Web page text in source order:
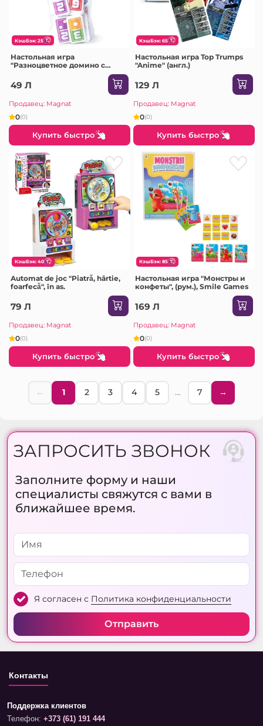
КэшБэк: 25
Настольная игра
"Разноцветное домино с
49 Л
Продавец: Magnat
0(0)
Купить быстро
КэшБэк: 65
Настольная игра Top Trumps
"Anime" (англ.)
129 Л
Продавец: Magnat
0(0)
Купить быстро
КэшБэк: 40
Automat de joc "Piatră, hârtie,
foarfecă", în as.
79 Л
Продавец: Magnat
0(0)
Купить быстро
КэшБэк: 85
Настольная игра "Монстры и
конфеты", (рум.), Smile Games
169 Л
Продавец: Magnat
0(0)
Купить быстро
← 1 2 3 4 5 … 7 →
ЗАПРОСИТЬ ЗВОНОК
Заполните форму и наши
специалисты свяжутся с вами в
ближайшее время.
Я согласен с Политика конфиденциальности
Отправить
Контакты
Поддержка клиентов
Телефон: +373 (61) 191 444